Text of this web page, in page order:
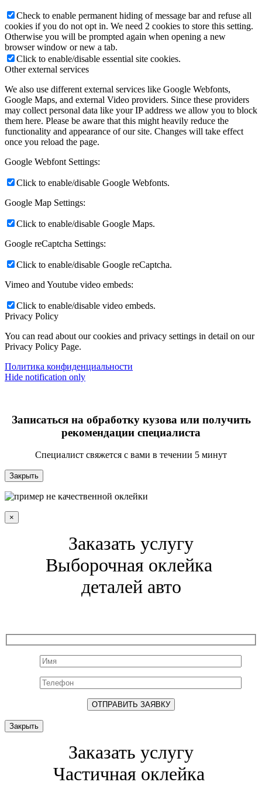
Check to enable permanent hiding of message bar and refuse all
cookies if you do not opt in. We need 2 cookies to store this setting.
Otherwise you will be prompted again when opening a new
browser window or new a tab.
Click to enable/disable essential site cookies.
Other external services
We also use different external services like Google Webfonts,
Google Maps, and external Video providers. Since these providers
may collect personal data like your IP address we allow you to block
them here. Please be aware that this might heavily reduce the
functionality and appearance of our site. Changes will take effect
once you reload the page.
Google Webfont Settings:
Click to enable/disable Google Webfonts.
Google Map Settings:
Click to enable/disable Google Maps.
Google reCaptcha Settings:
Click to enable/disable Google reCaptcha.
Vimeo and Youtube video embeds:
Click to enable/disable video embeds.
Privacy Policy
You can read about our cookies and privacy settings in detail on our
Privacy Policy Page.
Политика конфиденциальности
Hide notification only
Записаться на обработку кузова или получить
рекомендации специалиста
Специалист свяжется с вами в течении 5 минут
Закрыть
×
Заказать услугу
Выборочная оклейка
деталей авто
Закрыть
Заказать услугу
Частичная оклейка